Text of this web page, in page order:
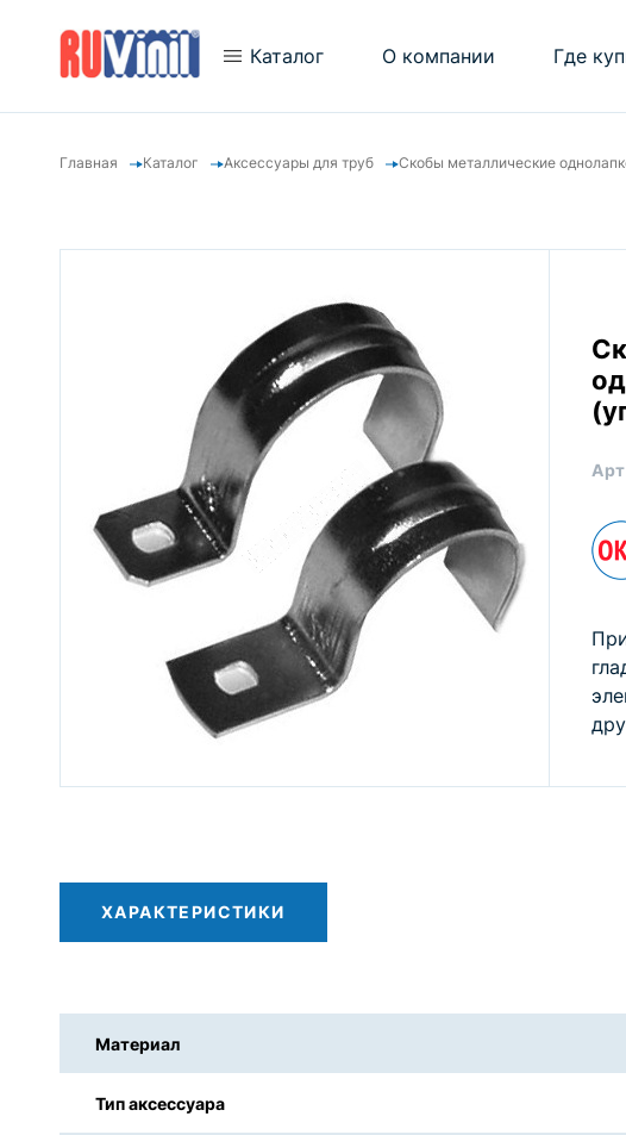
Каталог
Кабельный канал "Арктика"
Электромонтажные коробки
Электромонтажные щитки
"ТУСО"
Трубы гофрированные
одностенные и двустенные
Огнестойкие кабельные линии
Система «Загородный дом»
О компании
Новости
Видеогалерея
Где
Главная Каталог Аксессуары для труб Скобы металлические
ХАРАКТЕРИСТИКИ
Материал
Тип аксессуара